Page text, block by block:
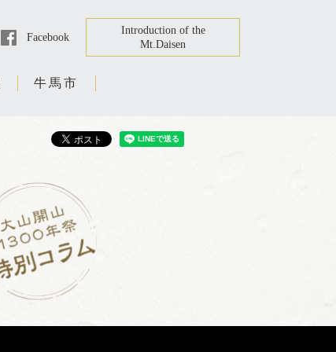
Facebook
Introduction of the
Mt.Daisen
牛馬市